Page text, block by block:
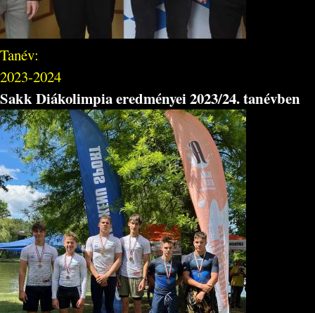
Tanév:
2023-2024
Sakk Diákolimpia eredményei 2023/24. tanévben